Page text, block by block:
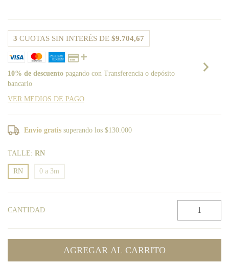
3 CUOTAS SIN INTERÉS DE $9.704,67
10% de descuento pagando con Transferencia o depósito
bancario
VER MEDIOS DE PAGO
Envío gratis superando los$130.000
TALLE: RN
RN 0 a 3m
CANTIDAD